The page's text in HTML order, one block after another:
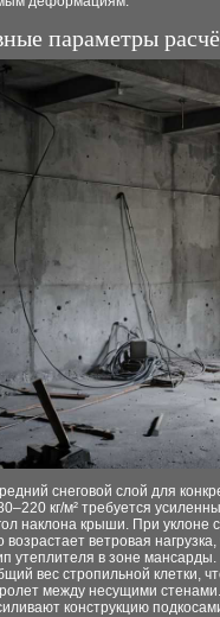
параметры
снеговой слой для
кг/м² требуется
наклона крыши. При уклоне
возрастает ветровая
утеплителя в зоне
вес стропильной клетки,
между несущими
конструкцию